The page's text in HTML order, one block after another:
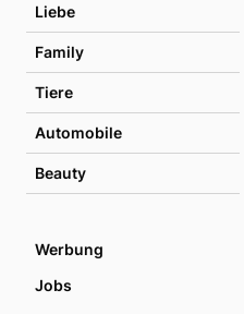
Liebe
Family
Tiere
Automobile
Beauty
Werbung
Jobs